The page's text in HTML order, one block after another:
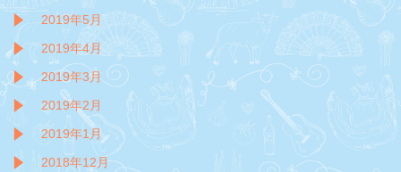
2019年5月
2019年4月
2019年3月
2019年2月
2019年1月
2018年12月